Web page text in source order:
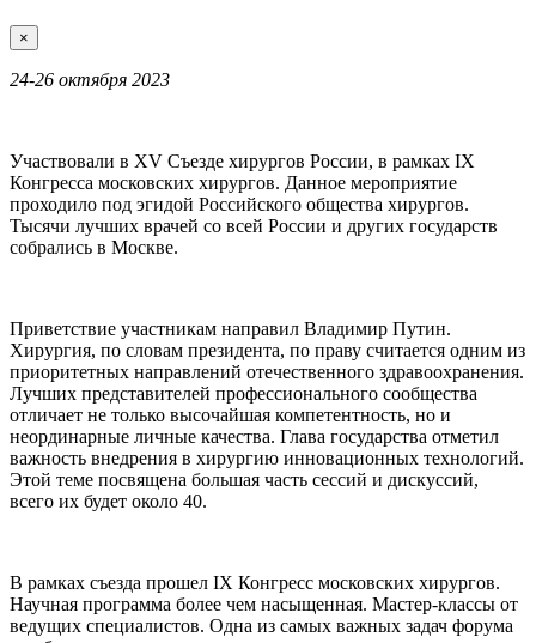
×
24-26 октября 2023
Участвовали в XV Съезде хирургов России, в рамках IX
Конгресса московских хирургов. Данное мероприятие
проходило под эгидой Российского общества хирургов.
Тысячи лучших врачей со всей России и других государств
собрались в Москве.
Приветствие участникам направил Владимир Путин.
Хирургия, по словам президента, по праву считается одним из
приоритетных направлений отечественного здравоохранения.
Лучших представителей профессионального сообщества
отличает не только высочайшая компетентность, но и
неординарные личные качества. Глава государства отметил
важность внедрения в хирургию инновационных технологий.
Этой теме посвящена большая часть сессий и дискуссий,
всего их будет около 40.
В рамках съезда прошел IX Конгресс московских хирургов.
Научная программа более чем насыщенная. Мастер-классы от
ведущих специалистов. Одна из самых важных задач форума